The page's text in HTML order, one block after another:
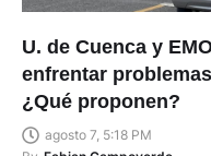
U. de Cuenca y
enfrentar
¿Qué proponen?
agosto 7, 5:18 PM